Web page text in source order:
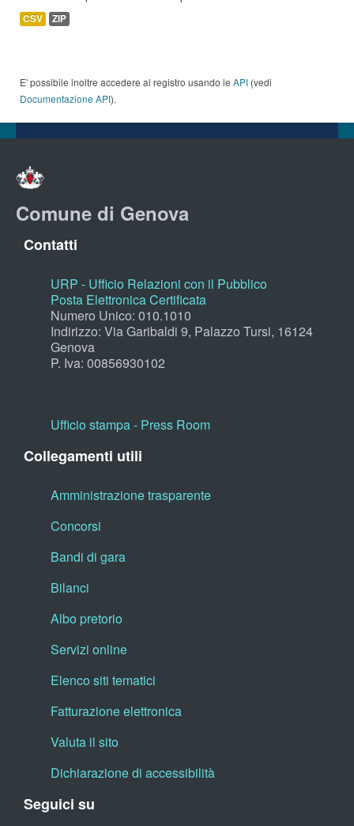
CSV ZIP
E' possibile inoltre accedere al registro usando le API (vedi
Documentazione API).
Comune di Genova
Contatti
URP - Ufficio Relazioni con il Pubblico
Posta Elettronica Certificata
Numero Unico: 010.1010
Indirizzo: Via Garibaldi 9, Palazzo Tursi, 16124
Genova
P. Iva: 00856930102
Ufficio stampa - Press Room
Collegamenti utili
Amministrazione trasparente
Concorsi
Bandi di gara
Bilanci
Albo pretorio
Servizi online
Elenco siti tematici
Fatturazione elettronica
Valuta il sito
Dichiarazione di accessibilità
Seguici su